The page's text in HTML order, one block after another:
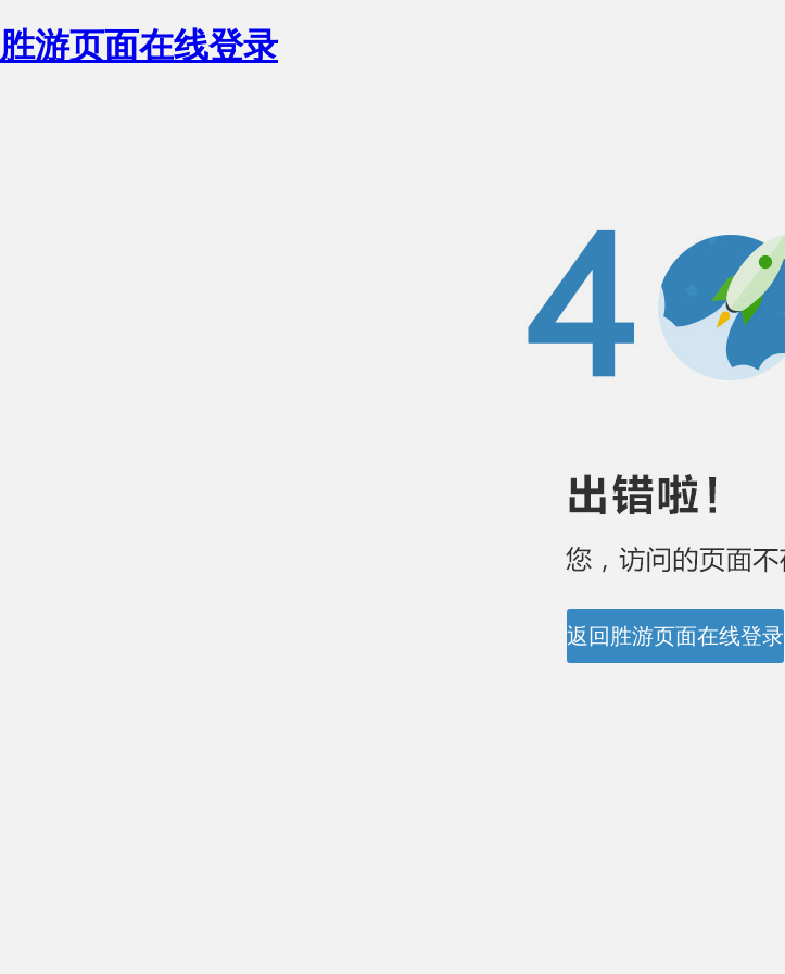
胜游页面在线登录
返回胜游页面在线登录